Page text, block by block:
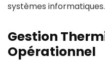
systèmes informatiques.
Gestion
Opérationnel